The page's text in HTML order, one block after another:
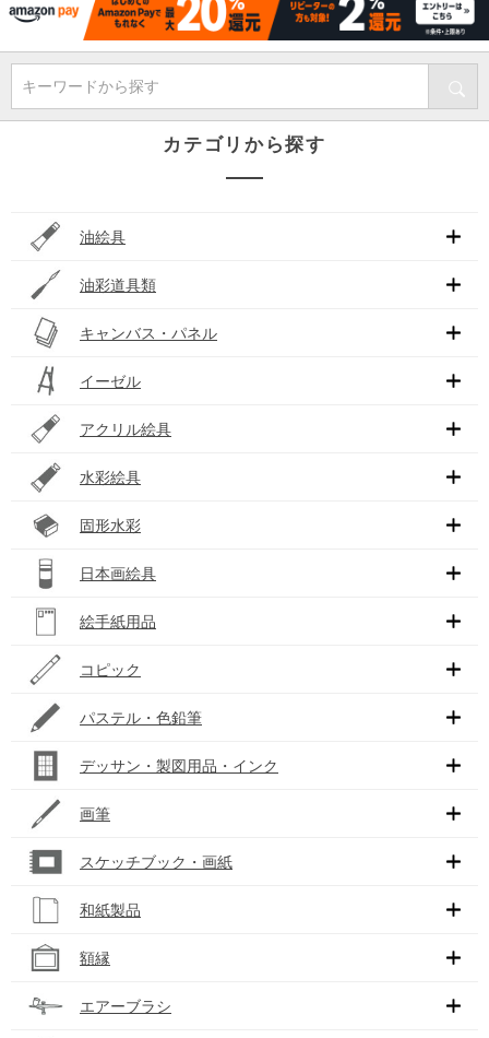
キーワードから探す
カテゴリから探す
油絵具
油彩道具類
キャンバス・パネル
イーゼル
アクリル絵具
水彩絵具
固形水彩
日本画絵具
絵手紙用品
コピック
パステル・色鉛筆
デッサン・製図用品・インク
画筆
スケッチブック・画紙
和紙製品
額縁
エアーブラシ